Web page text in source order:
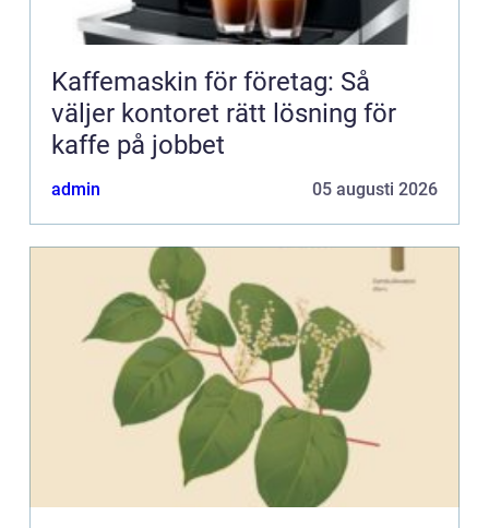
Kaffemaskin för företag: Så
väljer kontoret rätt lösning för
kaffe på jobbet
admin 05 augusti 2026